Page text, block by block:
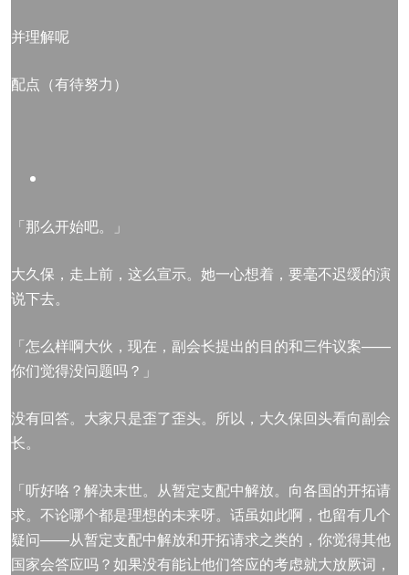
并理解呢
配点（有待努力）
「那么开始吧。」
大久保，走上前，这么宣示。她一心想着，要毫不迟缓的演
说下去。
「怎么样啊大伙，现在，副会长提出的目的和三件议案——
你们觉得没问题吗？」
没有回答。大家只是歪了歪头。所以，大久保回头看向副会
长。
「听好咯？解决末世。从暂定支配中解放。向各国的开拓请
求。不论哪个都是理想的未来呀。话虽如此啊，也留有几个
疑问——从暂定支配中解放和开拓请求之类的，你觉得其他
国家会答应吗？如果没有能让他们答应的考虑就大放厥词，